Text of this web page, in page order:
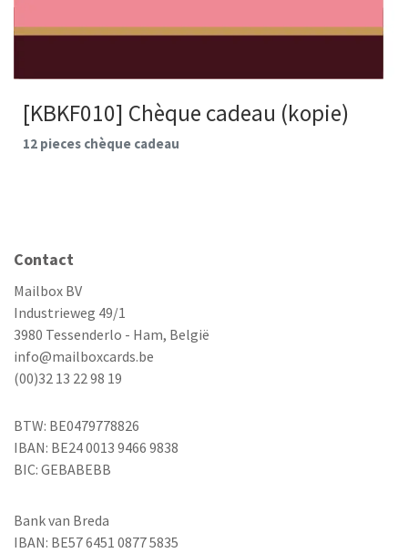
[KBKF010] Chèque cadeau (kopie)
12 pieces chèque cadeau
Contact
Mailbox BV
Industrieweg 49/1
3980 Tessenderlo - Ham, België
info@mailboxcards.be
(00)32 13 22 98 19
BTW: BE0479778826
IBAN: BE24 0013 9466 9838
BIC: GEBABEBB
Bank van Breda
IBAN: BE57 6451 0877 5835